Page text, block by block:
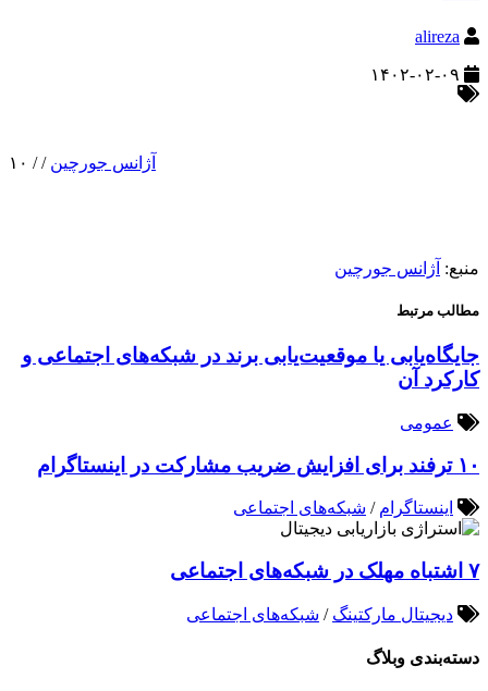
alireza
آژانس جورچین /
/ ۱۰
منبع: آژانس جورچین
مطالب مرتبط
جایگاه‌یابی یا موقعیت‌یابی برند در شبکه‌های اجتماعی و
کارکرد آن
عمومی
۱۰ ترفند برای افزایش ضریب مشارکت در اینستاگرام
اینستاگرام / شبکه‌های اجتماعی
۷ اشتباه مهلک در شبکه‌های اجتماعی
دیجیتال مارکتینگ / شبکه‌های اجتماعی
دسته‌بندی وبلاگ